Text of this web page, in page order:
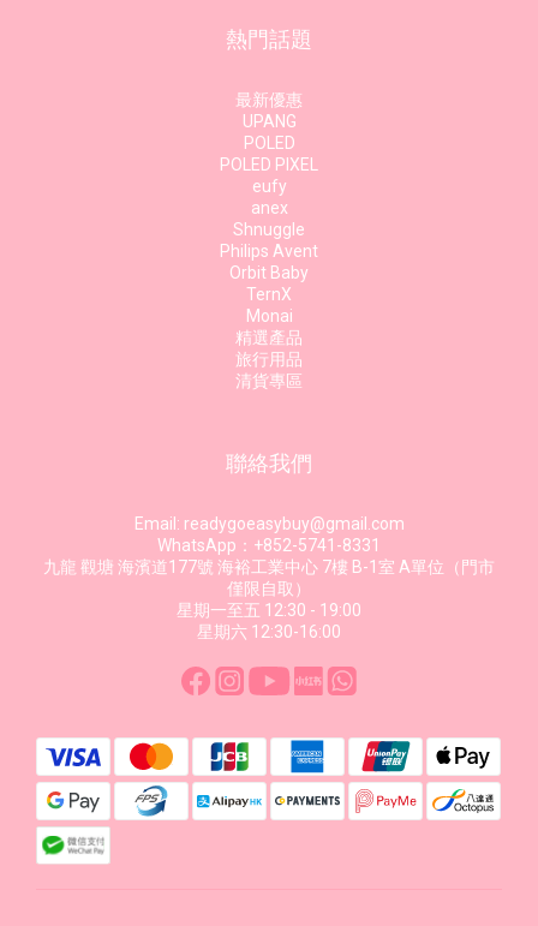
熱門話題
最新優惠
UPANG
POLED
POLED PIXEL
eufy
anex
Shnuggle
Philips Avent
Orbit Baby
TernX
Monai
精選產品
旅行用品
清貨專區
聯絡我們
Email: readygoeasybuy@gmail.com
WhatsApp：+852-5741-8331
九龍 觀塘 海濱道177號 海裕工業中心 7樓 B-1室 A單位（門市
僅限自取）
星期一至五 12:30 - 19:00
星期六 12:30-16:00